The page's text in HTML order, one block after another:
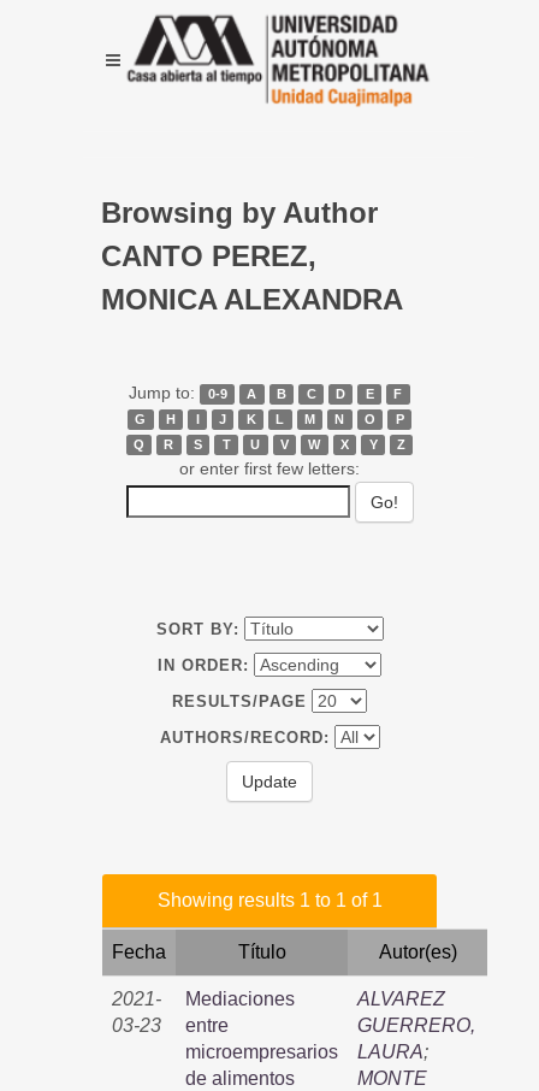
Browsing by Author
CANTO PEREZ,
MONICA ALEXANDRA
Jump to: 0-9 A B C D E
F
G
H I J K L M N O
P
Q
R S T U V W X Y Z
or enter first few letters:
SORT BY:
IN ORDER:
RESULTS/PAGE
AUTHORS/RECORD:
Showing results 1 to 1 of 1
Fecha Título Autor(es)
2021-
03-23
Mediaciones
entre
microempresarios
de alimentos
ALVAREZ
GUERRERO,
LAURA;
MONTE